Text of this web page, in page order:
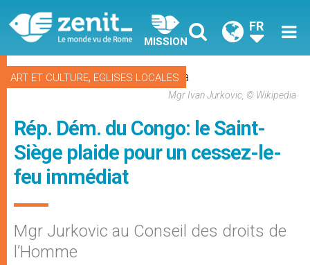
MISSION
FR
ART ET CULTURE, EGLISES LOCALES
Mgr Ivan Jurkovic, © Wikipedia
Rép. Dém. du Congo: le Saint-
Siège plaide pour un cessez-le-
feu immédiat
Mgr Jurkovic au Conseil des droits de
l’Homme